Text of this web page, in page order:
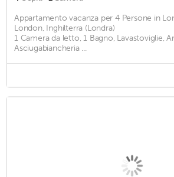
Appartamento vacanza per 4 Persone in
London, Inghilterra (Londra)
1 Camera da letto, 1 Bagno, Lavastoviglie,
Asciugabiancheria ...